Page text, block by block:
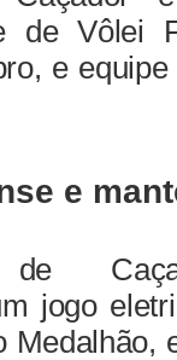
de Vôlei
e
e
de
jogo
Medalhão,